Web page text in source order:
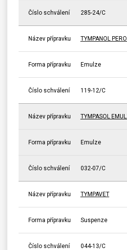
Číslo schválení 285-24/C
Název přípravku TYMPANOL
Forma přípravku Emulze
Číslo schválení 119-12/C
Název přípravku TYMPASOL
Forma přípravku Emulze
Číslo schválení 032-07/C
Název přípravku TYMPAVET
Forma přípravku Suspenze
Číslo schválení 044-13/C